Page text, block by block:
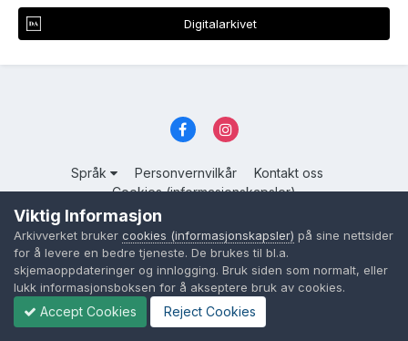
Digitalarkivet
Språk Personvernvilkår
Kontakt oss
Cookies (informasjonskapsler)
Powered by Invision Community
Viktig Informasjon
Arkivverket bruker cookies (informasjonskapsler) på sine nettsider
for å levere en bedre tjeneste. De brukes til bl.a.
skjemaoppdateringer og innlogging. Bruk siden som normalt, eller
lukk informasjonsboksen for å akseptere bruk av cookies.
Accept Cookies Reject Cookies